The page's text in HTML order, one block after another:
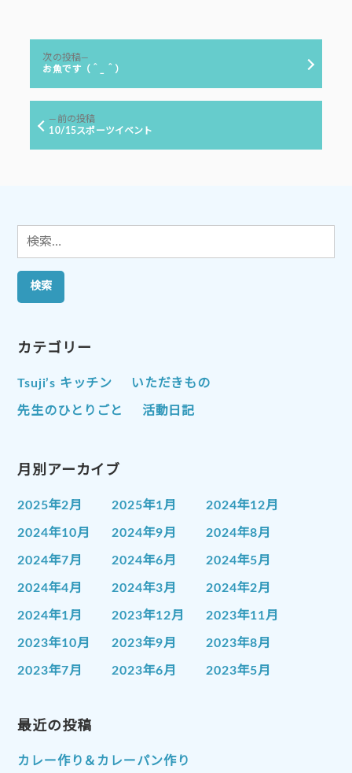
リ
ナ
ー
前の投稿前
の
10/15スポーツイベント
次の投稿
の
お魚です（＾_＾）
検
索:
カテゴリー
Tsuji’s キッチン いただきもの
先生のひとりごと 活動日記
月別アーカイブ
2025年2月 2025年1月 2024年12月
2024年10月 2024年9月 2024年8月
2024年7月 2024年6月 2024年5月
2024年4月 2024年3月 2024年2月
2024年1月 2023年12月 2023年11月
2023年10月 2023年9月 2023年8月
2023年7月 2023年6月 2023年5月
2023年1月
2022年10月 2022年9月
最近の投稿
カレー作り＆カレーパン作り